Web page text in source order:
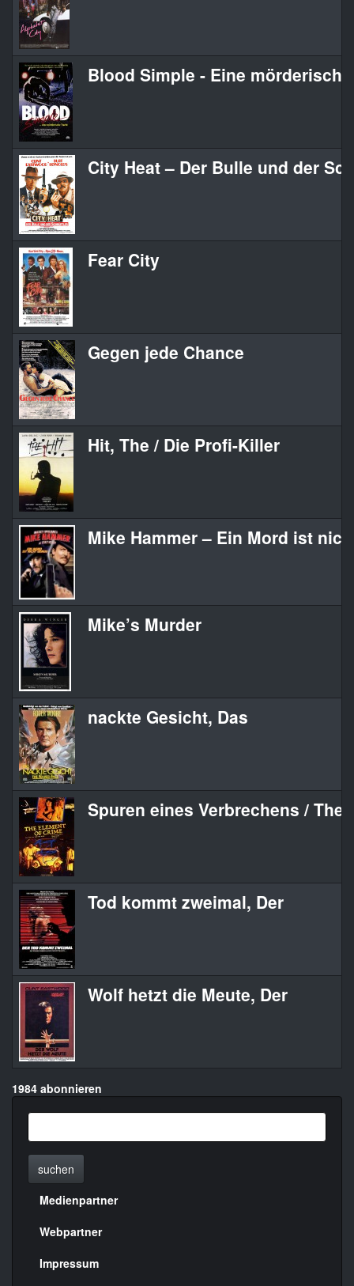
Blood Simple - Eine
City Heat – Der Bulle und der
Fear City
Gegen jede Chance
Hit, The / Die Profi-Killer
Mike Hammer – Ein Mord ist
Mike’s Murder
nackte Gesicht, Das
Spuren eines Verbrechens / The
Tod kommt zweimal, Der
Wolf hetzt die Meute, Der
1984 abonnieren
suchen
Menülinks
rechte
Seite
Medienpartner
Webpartner
Impressum